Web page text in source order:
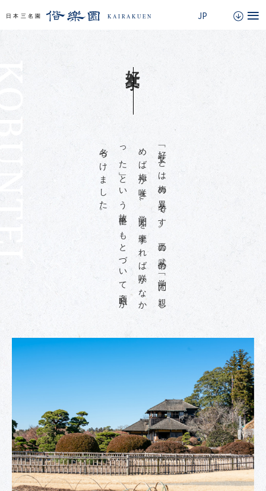
「
好
文
」
と
は
梅
の
異
名
で
す
。
晋
の
武
帝
の
「
学
問
に
親
し
め
ば
梅
が
咲
き
、
学
問
を
廃
す
れ
ば
咲
か
な
か
っ
た
」
と
い
う
故
事
に
も
と
づ
い
て
斉
昭
が
名
づ
け
ま
し
た
。